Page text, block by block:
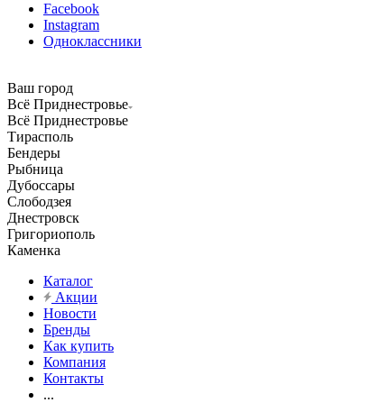
Facebook
Instagram
Одноклассники
Ваш город
Всё Приднестровье
Всё Приднестровье
Тирасполь
Бендеры
Рыбница
Дубоссары
Слободзея
Днестровск
Григориополь
Каменка
Каталог
Акции
Новости
Бренды
Как купить
Компания
Контакты
...